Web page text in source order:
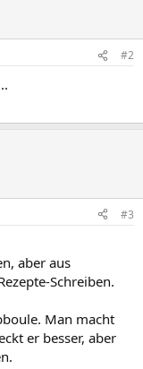
#2
#3
aber aus
Schreiben.
Man macht
er besser, aber